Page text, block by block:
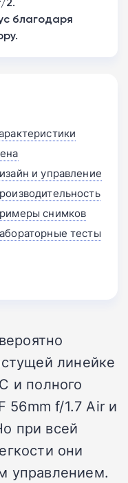
благодаря
и управление
снимков
тесты
линейке
и полного
56mm f/1.7 Air и
при всей
они
управлением.